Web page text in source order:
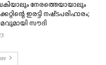
നേരത്തെയായാലും
ഇരട്ടി നഷ്ടപരിഹാരം;
സൗദി